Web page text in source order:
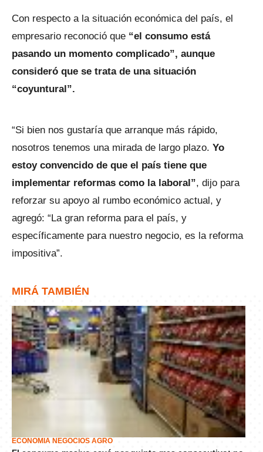
Con respecto a la situación económica del país, el
empresario reconoció que “el consumo está
pasando un momento complicado”, aunque
consideró que se trata de una situación
“coyuntural”.
“Si bien nos gustaría que arranque más rápido,
nosotros tenemos una mirada de largo plazo. Yo
estoy convencido de que el país tiene que
implementar reformas como la laboral”, dijo para
reforzar su apoyo al rumbo económico actual, y
agregó: “La gran reforma para el país, y
específicamente para nuestro negocio, es la reforma
impositiva”.
MIRÁ TAMBIÉN
ECONOMÍA NEGOCIOS AGRO